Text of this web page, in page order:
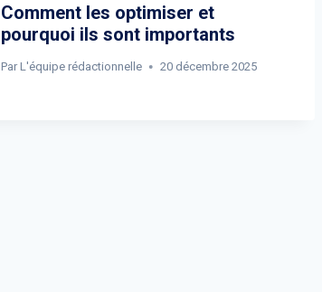
Comment les optimiser et
pourquoi ils sont importants
Par L'équipe rédactionnelle 20 décembre 2025